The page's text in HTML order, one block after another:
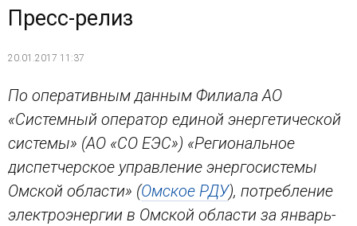
Пресс-релиз
20.01.2017 11:37
По оперативным данным Филиала АО
«Системный оператор единой энергетической
системы» (АО «СО ЕЭС») «Региональное
диспетчерское управление энергосистемы
Омской области» (Омское РДУ), потребление
электроэнергии в Омской области за январь-